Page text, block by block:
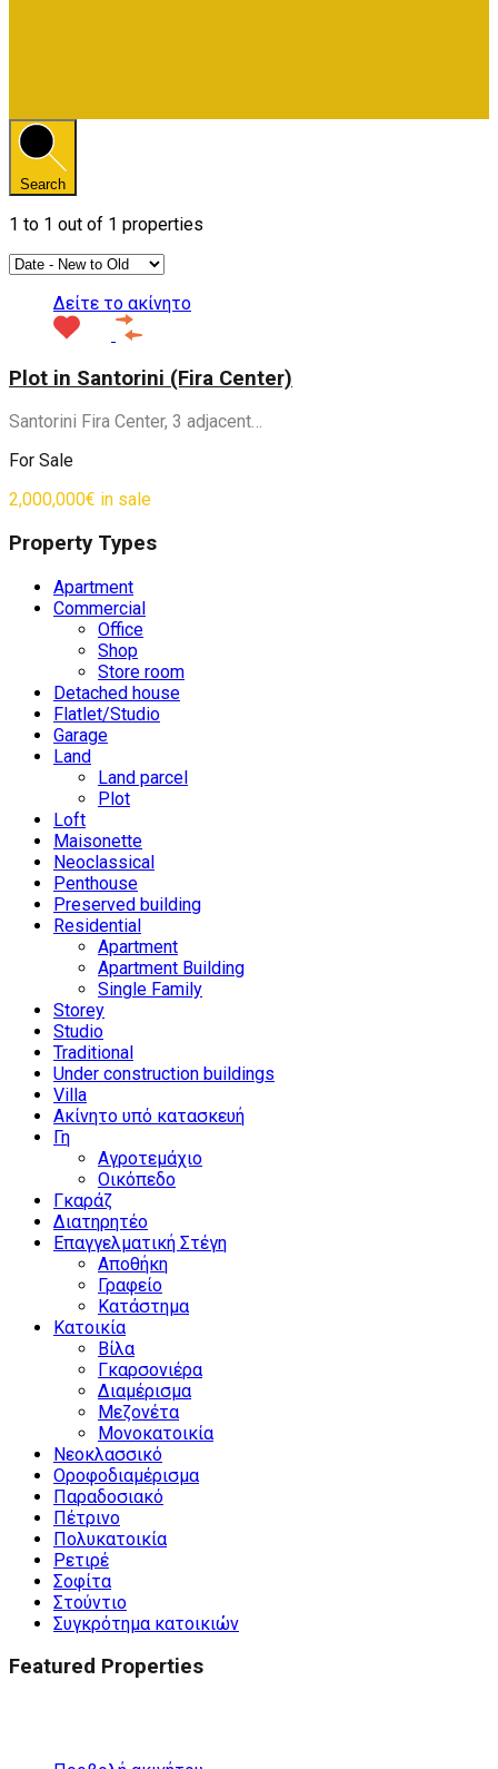
Search
1 to 1 out of 1 properties
Δείτε το ακίνητο
Plot in Santorini (Fira Center)
Santorini Fira Center, 3 adjacent…
For Sale
2,000,000€ in sale
Property Types
Apartment
Commercial
Office
Shop
Store room
Detached house
Flatlet/Studio
Garage
Land
Land parcel
Plot
Loft
Maisonette
Neoclassical
Penthouse
Preserved building
Residential
Apartment
Apartment Building
Single Family
Storey
Studio
Traditional
Under construction buildings
Villa
Ακίνητο υπό κατασκευή
Γη
Αγροτεμάχιο
Οικόπεδο
Γκαράζ
Διατηρητέο
Επαγγελματική Στέγη
Αποθήκη
Γραφείο
Κατάστημα
Κατοικία
Βίλα
Γκαρσονιέρα
Διαμέρισμα
Μεζονέτα
Μονοκατοικία
Νεοκλασσικό
Οροφοδιαμέρισμα
Παραδοσιακό
Πέτρινο
Πολυκατοικία
Ρετιρέ
Σοφίτα
Στούντιο
Συγκρότημα κατοικιών
Featured Properties